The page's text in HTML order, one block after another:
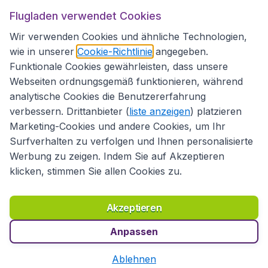
Flugladen.at
Internationale Webseiten
Richtlinien und Bedingungen
Haftungsausschluss
Datenschutzerklärung
Cookies Copyright © 2026
Flugladen verwendet Cookies
Wir verwenden Cookies und ähnliche Technologien,
wie in unserer Cookie-Richtlinie angegeben.
Funktionale Cookies gewährleisten, dass unsere
Webseiten ordnungsgemäß funktionieren, während
analytische Cookies die Benutzererfahrung
verbessern. Drittanbieter (liste anzeigen) platzieren
Marketing-Cookies und andere Cookies, um Ihr
Surfverhalten zu verfolgen und Ihnen personalisierte
Werbung zu zeigen. Indem Sie auf Akzeptieren
klicken, stimmen Sie allen Cookies zu.
Akzeptieren
Anpassen
Ablehnen